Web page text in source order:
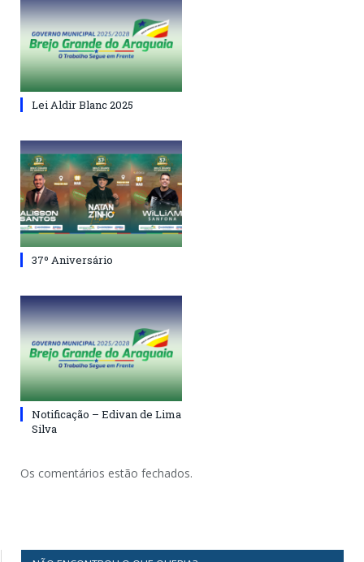
Lei Aldir Blanc 2025
37º Aniversário
Notificação – Edivan de Lima
Silva
Os comentários estão fechados.